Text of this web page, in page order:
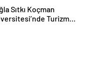
Sıtkı Koçman
Turizm